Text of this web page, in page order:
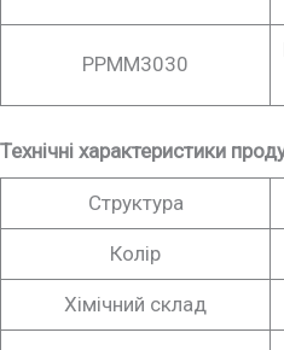
PPMM3030
Технічні характеристики
Структура
Колір
Хімічний склад